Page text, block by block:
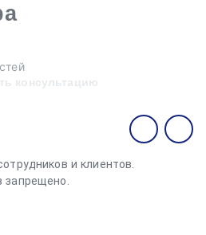
консультацию
и клиентов.
запрещено.